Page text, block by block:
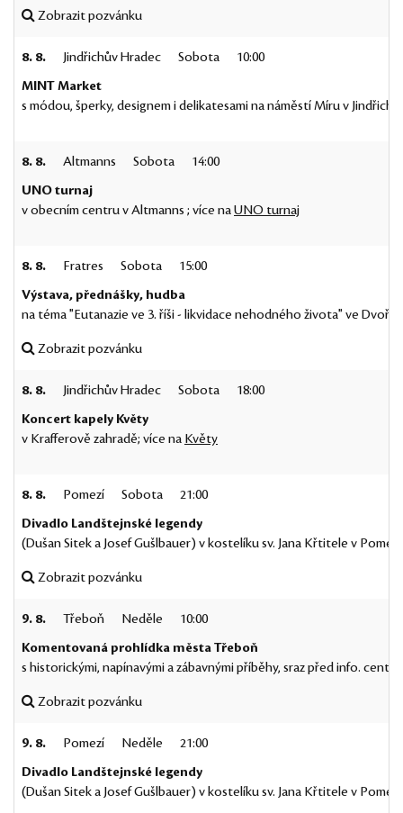
Zobrazit pozvánku
8. 8. Jindřichův Hradec Sobota
10:00
MINT Market
s módou, šperky, designem i delikatesami na náměstí Míru v
8. 8. Altmanns Sobota
14:00
UNO turnaj
v obecním centru v Altmanns ; více naUNO turnaj
8. 8. Fratres Sobota
15:00
Výstava, přednášky, hudba
na téma "Eutanazie ve 3. říši - likvidace nehodného života" ve Dvoře
Zobrazit pozvánku
8. 8. Jindřichův Hradec Sobota
18:00
Koncert kapely Květy
v Krafferově zahradě; více na Květy
8. 8. Pomezí Sobota
21:00
Divadlo Landštejnské legendy
(Dušan Sitek a Josef Gušlbauer) v kostelíku sv. Jana Křtitele v Pomezí
Zobrazit pozvánku
9. 8. Třeboň Neděle
10:00
Komentovaná prohlídka města Třeboň
s historickými, napínavými a zábavnými příběhy, sraz před info.
Zobrazit pozvánku
9. 8. Pomezí Neděle
21:00
Divadlo Landštejnské legendy
(Dušan Sitek a Josef Gušlbauer) v kostelíku sv. Jana Křtitele v Pomezí